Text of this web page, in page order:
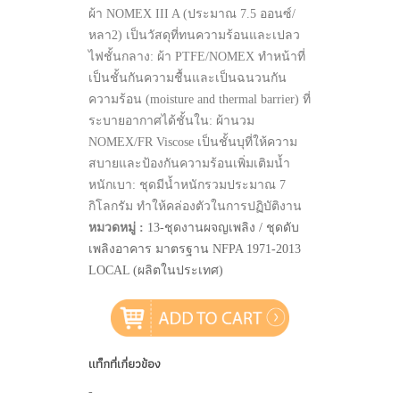
ผ้า NOMEX III A (ประมาณ 7.5 ออนซ์/
หลา2) เป็นวัสดุที่ทนความร้อนและเปลว
ไฟชั้นกลาง: ผ้า PTFE/NOMEX ทำหน้าที่
เป็นชั้นกันความชื้นและเป็นฉนวนกัน
ความร้อน (moisture and thermal barrier) ที่
ระบายอากาศได้ชั้นใน: ผ้านวม
NOMEX/FR Viscose เป็นชั้นบุที่ให้ความ
สบายและป้องกันความร้อนเพิ่มเติมน้ำ
หนักเบา: ชุดมีน้ำหนักรวมประมาณ 7
กิโลกรัม ทำให้คล่องตัวในการปฏิบัติงาน
หมวดหมู่ : 13-ชุดงานผจญเพลิง / ชุดดับ
เพลิงอาคาร มาตรฐาน NFPA 1971-2013
LOCAL (ผลิตในประเทศ)
แท็กที่เกี่ยวข้อง
-